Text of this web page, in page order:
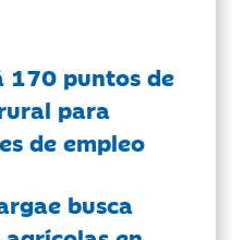
170 puntos de
para
de empleo
busca